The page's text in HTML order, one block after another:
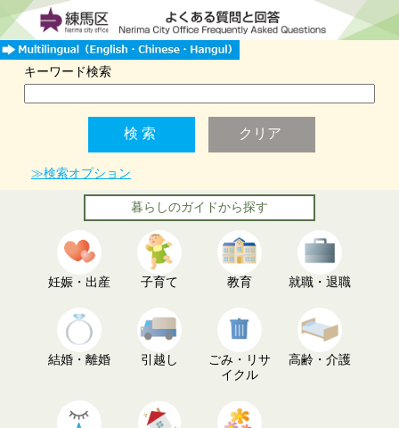
キーワード検索
≫検索オプション
暮らしのガイドから探す
妊娠・出産 子育て 教育 就職・退職
結婚・離婚 引越し
ごみ・リサ
イクル
高齢・介護